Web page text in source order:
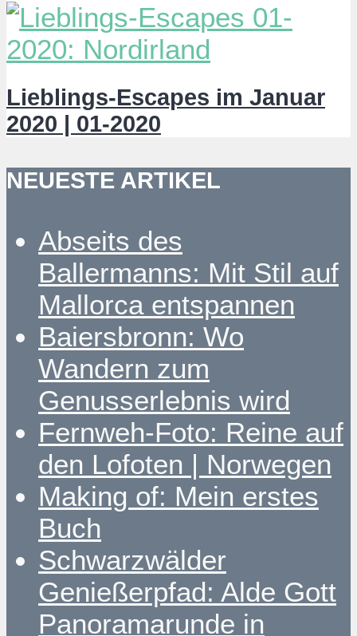
Lieblings-Escapes im Januar
2020 | 01-2020
NEUESTE ARTIKEL
Abseits des
Ballermanns: Mit Stil auf
Mallorca entspannen
Baiersbronn: Wo
Wandern zum
Genusserlebnis wird
Fernweh-Foto: Reine auf
den Lofoten | Norwegen
Making of: Mein erstes
Buch
Schwarzwälder
Genießerpfad: Alde Gott
Panoramarunde in